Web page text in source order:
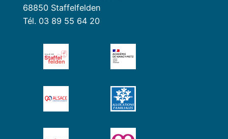
68850 Staffelfelden
Tél. 03 89 55 64 20